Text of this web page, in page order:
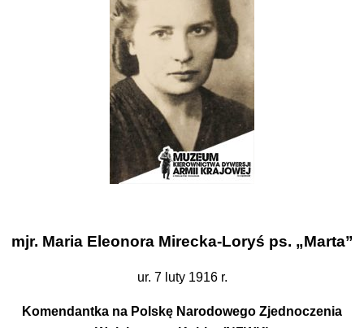
mjr. Maria Eleonora Mirecka-Loryś ps. „Marta”
ur. 7 luty 1916 r.
Komendantka na Polskę Narodowego Zjednoczenia